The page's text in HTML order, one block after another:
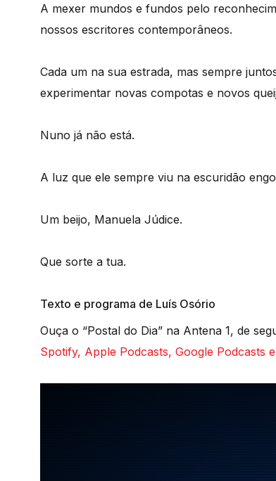
A mexer mundos e fundos pelo
nossos escritores contemporâneos.
Cada um na sua estrada, mas sempre
experimentar novas compotas e novos
Nuno já não está.
A luz que ele sempre viu na escuridão
Um beijo, Manuela Júdice.
Que sorte a tua.
Texto e programa de Luís Osório
Ouça o “Postal do Dia” na Antena 1, de
Spotify, Apple Podcasts, Google Podcasts